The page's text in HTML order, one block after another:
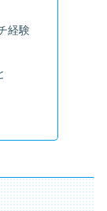
経験